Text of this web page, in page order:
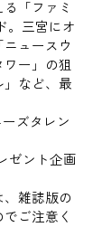
「ファミ
。三宮にオ
ュースウ
ー」の狙
など、最
ズタレン
ゼント企画
雑誌版の
ご注意く